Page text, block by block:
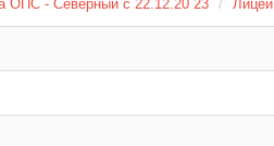
ОПС - Северный с 22.12.20 23 Лицей